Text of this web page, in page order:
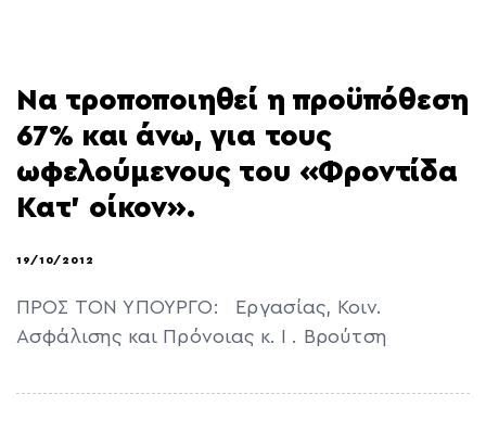
Να τροποποιηθεί η προϋπόθεση
67% και άνω, για τους
ωφελούμενους του «Φροντίδα
Κατ’ οίκον».
19/10/2012
ΠΡΟΣ ΤΟN ΥΠΟΥΡΓΟ: Εργασίας, Κοιν.
Ασφάλισης και Πρόνοιας κ. Ι . Βρούτση